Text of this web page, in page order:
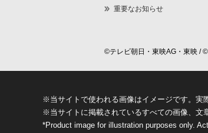
重要なお知らせ
©テレビ朝日・東映AG・東映 /
※当サイトで使われる画像はイメージです。実
※当サイトに掲載されているすべての画像、文
*Product image for illustration purposes only.